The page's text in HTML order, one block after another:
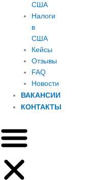
США
Налоги
в
США
Кейсы
Отзывы
FAQ
Новости
ВАКАНСИИ
КОНТАКТЫ